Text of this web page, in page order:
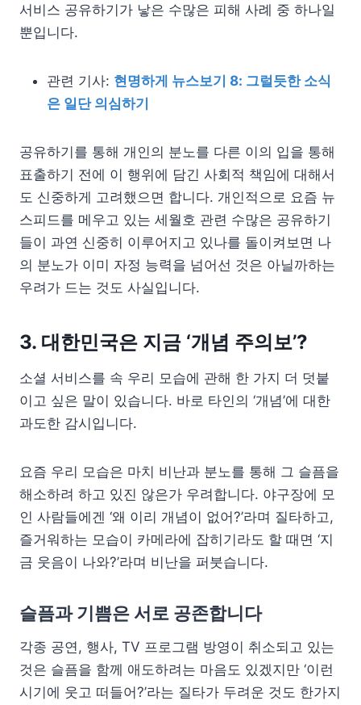
서비스 공유하기가 낳은 수많은 피해 사례 중 하나일
뿐입니다.
관련 기사: 현명하게 뉴스보기 8: 그럴듯한 소식
은 일단 의심하기
공유하기를 통해 개인의 분노를 다른 이의 입을 통해
표출하기 전에 이 행위에 담긴 사회적 책임에 대해서
도 신중하게 고려했으면 합니다. 개인적으로 요즘 뉴
스피드를 메우고 있는 세월호 관련 수많은 공유하기
들이 과연 신중히 이루어지고 있나를 돌이켜보면 나
의 분노가 이미 자정 능력을 넘어선 것은 아닐까하는
우려가 드는 것도 사실입니다.
3. 대한민국은 지금 ‘개념 주의보’?
소셜 서비스를 속 우리 모습에 관해 한 가지 더 덧붙
이고 싶은 말이 있습니다. 바로 타인의 ‘개념’에 대한
과도한 감시입니다.
요즘 우리 모습은 마치 비난과 분노를 통해 그 슬픔을
해소하려 하고 있진 않은가 우려합니다. 야구장에 모
인 사람들에겐 ‘왜 이리 개념이 없어?’라며 질타하고,
즐거워하는 모습이 카메라에 잡히기라도 할 때면 ‘지
금 웃음이 나와?’라며 비난을 퍼붓습니다.
슬픔과 기쁨은 서로 공존합니다
각종 공연, 행사, TV 프로그램 방영이 취소되고 있는
것은 슬픔을 함께 애도하려는 마음도 있겠지만 ‘이런
시기에 웃고 떠들어?’라는 질타가 두려운 것도 한가지